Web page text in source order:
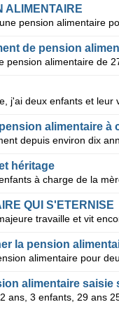
ALIMENTAIRE
de pension
héritage
QUI S'ETERNISE
la pension
alimentaire saisie